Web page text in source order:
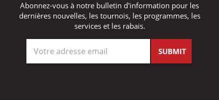
Abonnez-vous à notre bulletin d'information pour les
dernières nouvelles, les tournois, les programmes, les
services et les rabais.